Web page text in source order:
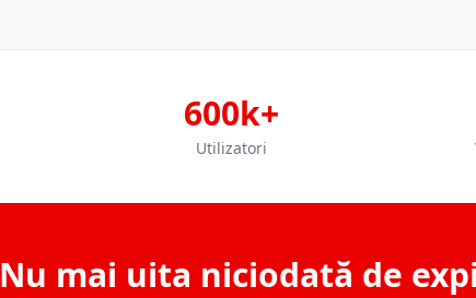
600k+
Utilizatori
Nu mai uita niciodată de